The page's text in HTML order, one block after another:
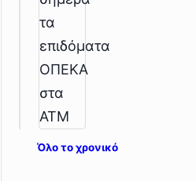
Όλο το χρονικό